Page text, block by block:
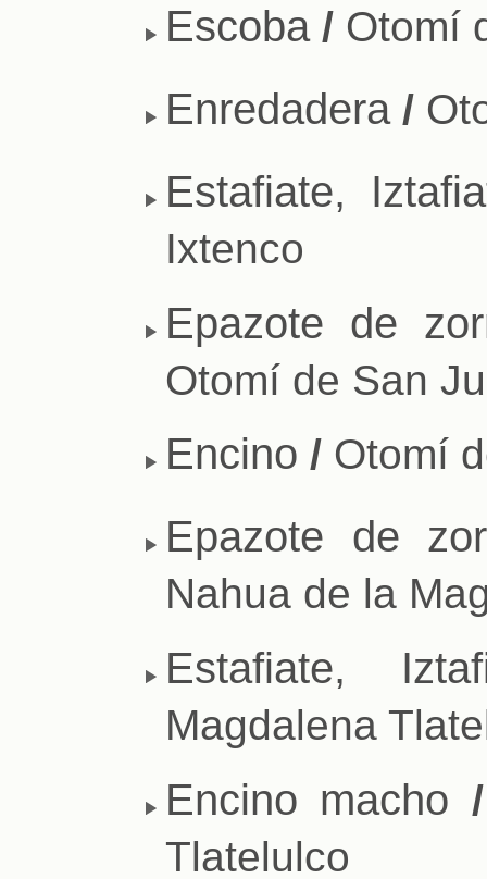
Escoba / Otomí
Enredadera /
Estafiate,
Ixtenco
Epazote de
Otomí de San
Encino / Otomí
Epazote de
Nahua de la
Estafiate,
Magdalena
Encino macho /
Tlatelulco